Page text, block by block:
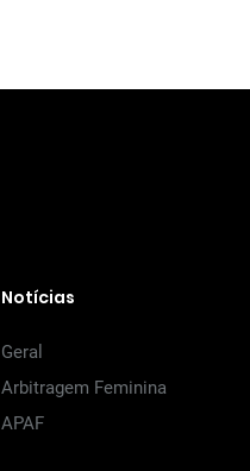
Notícias
Geral
Arbitragem Feminina
APAF